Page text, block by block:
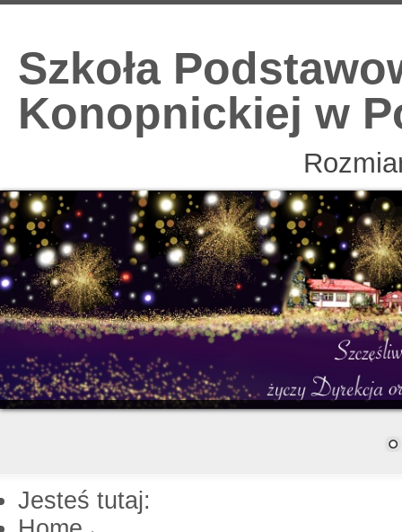
Szkoła
Konopnickiej w
Jesteś tutaj: